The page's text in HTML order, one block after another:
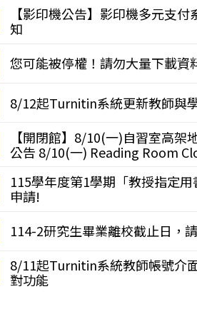
【影印機公告】影印機多元支
知
您可能被停權！請勿大量下載資
8/12起Turnitin系統更新教師與
【開閉館】8/10(一)自習室高架
公告 8/10(一) Reading Room
115學年度第1學期「教授指定
申請!
114-2研究生畢業離校截止日，
8/11起Turnitin系統教師帳號介
對功能